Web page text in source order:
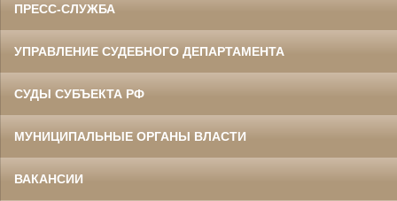
ПРЕСС-СЛУЖБА
УПРАВЛЕНИЕ СУДЕБНОГО ДЕПАРТАМЕНТА
СУДЫ СУБЪЕКТА РФ
МУНИЦИПАЛЬНЫЕ ОРГАНЫ ВЛАСТИ
ВАКАНСИИ